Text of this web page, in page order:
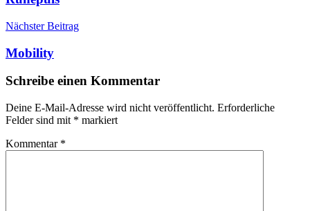
Nächster Beitrag
Mobility
Schreibe einen Kommentar
Deine E-Mail-Adresse wird nicht veröffentlicht. Erforderliche
Felder sind mit * markiert
Kommentar *